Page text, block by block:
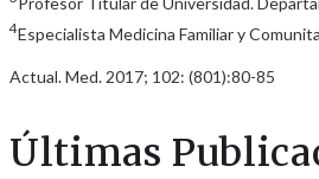
4Especialista Medicina Familiar y
Actual. Med. 2017; 102: (801):80-85
Últimas